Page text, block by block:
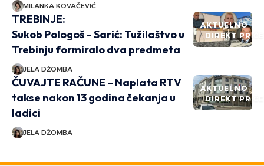
MILANKA KOVAČEVIĆ
AKTUELNO
DIREKT PRIČE
TREBINJE:
Sukob Pologoš – Sarić: Tužilaštvo u
Trebinju formiralo dva predmeta
JELA DŽOMBA
AKTUELNO
DIREKT PRIČE
ČUVAJTE RAČUNE – Naplata RTV
takse nakon 13 godina čekanja u
ladici
JELA DŽOMBA